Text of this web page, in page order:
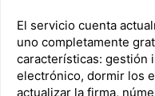
El servicio cuenta
uno completamente
características: gestión
electrónico, dormir los
actualizar la firma,